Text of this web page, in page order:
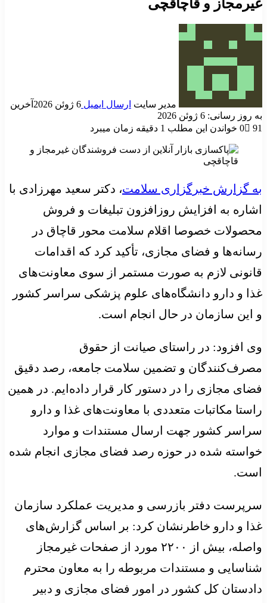
غیرمجاز و قاچاقچی
مدیر سایت ارسال ایمیل 6 ژوئن 2026
آخرین
به روز رسانی: 6 ژوئن 2026
0
91 خواندن این مطلب 1 دقیقه زمان میبرد
به گزارش خبرگزاری سلامت، دکتر سعید مهرزادی با
اشاره به افزایش روزافزون تبلیغات و فروش
محصولات خصوصا اقلام سلامت محور قاچاق در
رسانه‌ها و فضای مجازی، تأکید کرد که اقدامات
قانونی لازم به صورت مستمر از سوی معاونت‌های
غذا و دارو دانشگاه‌های علوم پزشکی سراسر کشور
و این سازمان در حال انجام است.
وی افزود: در راستای صیانت از حقوق
مصرف‌کنندگان و تضمین سلامت جامعه، رصد دقیق
فضای مجازی را در دستور کار قرار داده‌ایم. در همین
راستا مکاتبات متعددی با معاونت‌های غذا و دارو
سراسر کشور جهت ارسال مستندات و موارد
خواسته شده در حوزه رصد فضای مجازی انجام شده
است.
سرپرست دفتر بازرسی و مدیریت عملکرد سازمان
غذا و دارو خاطرنشان کرد: بر اساس گزارش‌های
واصله، بیش از ۲۲۰۰ مورد از صفحات غیرمجاز
شناسایی و مستندات مربوطه را به معاون محترم
دادستان کل کشور در امور فضای مجازی و دبیر